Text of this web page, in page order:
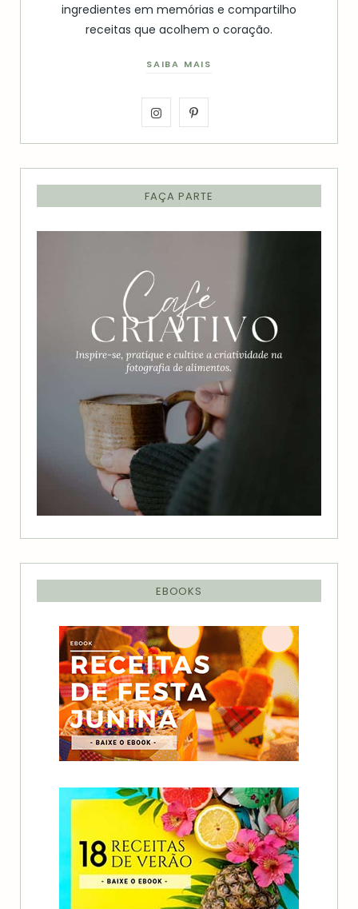
ingredientes em memórias e compartilho
receitas que acolhem o coração.
SAIBA MAIS
I
n
s
t
a
a
m
P
i
n
t
e
e
s
t
FAÇA PARTE
EBOOKS